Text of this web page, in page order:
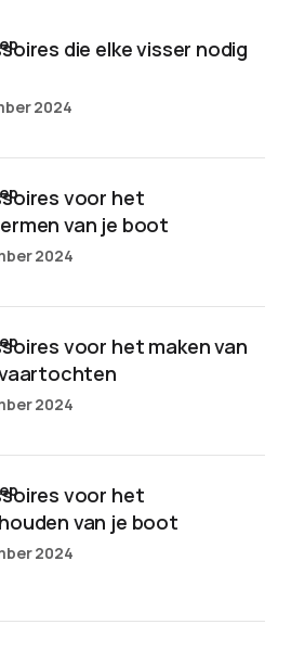
die elke visser nodig
2024
voor het
van je boot
2024
voor het maken van
2024
voor het
van je boot
2024